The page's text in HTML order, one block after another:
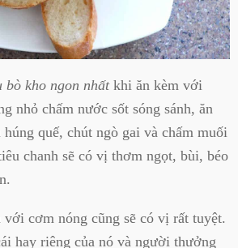
bò kho ngon nhấtkhi ăn kèm với
nhỏ chấm nước sốt sóng sánh, ăn
quế, chút ngò gai và chấm muối
chanh sẽ có vị thơm ngọt, bùi, béo
cơm nóng cũng sẽ có vị rất tuyệt.
hay riêng của nó và người thưởng